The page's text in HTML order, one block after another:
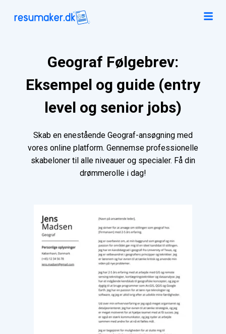
Geograf Følgebrev:
Eksempel og guide (entry
level og senior jobs)
Skab en enestående Geograf-ansøgning med
vores online platform. Gennemse professionelle
skabeloner til alle niveauer og specialer. Få din
drømmerolle i dag!